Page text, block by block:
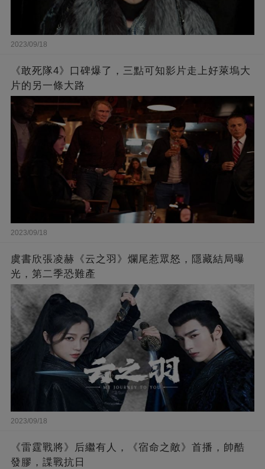
2023/09/18
《敢死隊4》口碑爆了，三點可知影片走上好萊塢大
片的另一條大路
2023/09/18
虞書欣張凌赫《云之羽》爛尾惹眾怒，隱藏結局曝
光，第二季恐難產
2023/09/18
《雷霆戰將》后繼有人，《宿命之敵》首播，帥酷
發膠，諜戰抗日